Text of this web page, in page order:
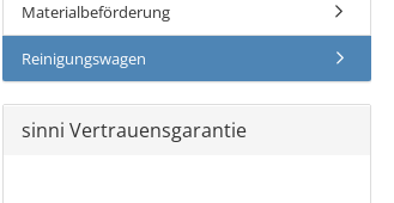
Materialbeförderung
Reinigungswagen
sinni Vertrauensgarantie